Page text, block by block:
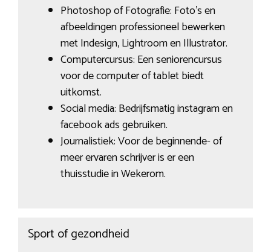
Photoshop of Fotografie: Foto’s en
afbeeldingen professioneel bewerken
met Indesign, Lightroom en Illustrator.
Computercursus: Een seniorencursus
voor de computer of tablet biedt
uitkomst.
Social media: Bedrijfsmatig instagram en
facebook ads gebruiken.
Journalistiek: Voor de beginnende- of
meer ervaren schrijver is er een
thuisstudie in Wekerom.
Sport of gezondheid